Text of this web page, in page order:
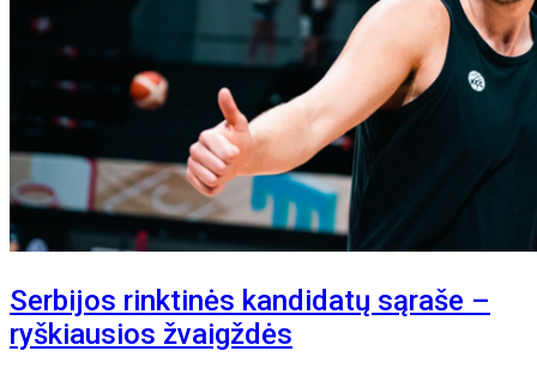
Serbijos rinktinės kandidatų sąraše –
ryškiausios žvaigždės